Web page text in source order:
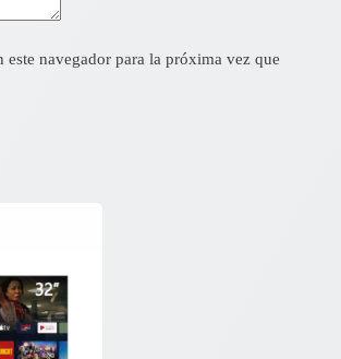
navegador para la próxima vez que